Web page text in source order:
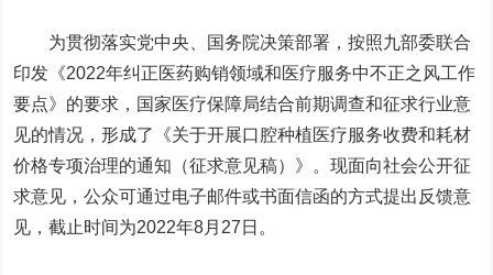
为贯彻落实党中央、国务院决策部署，按照九部委联合
印发《2022年纠正医药购销领域和医疗服务中不正之风工作
要点》的要求，国家医疗保障局结合前期调查和征求行业意
见的情况，形成了《关于开展口腔种植医疗服务收费和耗材
价格专项治理的通知（征求意见稿）》。现面向社会公开征
求意见，公众可通过电子邮件或书面信函的方式提出反馈意
见，截止时间为2022年8月27日。